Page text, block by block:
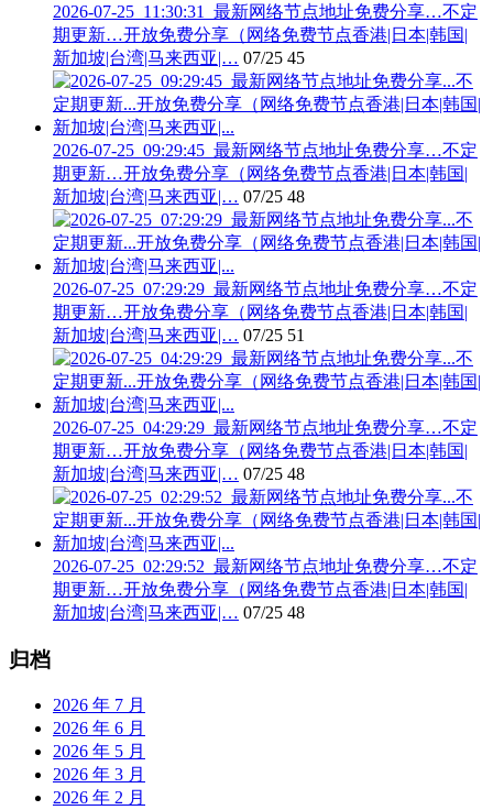
2026-07-25_11:30:31_最新网络节点地址免费分享…不定
期更新…开放免费分享（网络免费节点香港|日本|韩国|
新加坡|台湾|马来西亚|… 07/25 45
2026-07-25_09:29:45_最新网络节点地址免费分享…不定
期更新…开放免费分享（网络免费节点香港|日本|韩国|
新加坡|台湾|马来西亚|… 07/25 48
2026-07-25_07:29:29_最新网络节点地址免费分享…不定
期更新…开放免费分享（网络免费节点香港|日本|韩国|
新加坡|台湾|马来西亚|… 07/25 51
2026-07-25_04:29:29_最新网络节点地址免费分享…不定
期更新…开放免费分享（网络免费节点香港|日本|韩国|
新加坡|台湾|马来西亚|… 07/25 48
2026-07-25_02:29:52_最新网络节点地址免费分享…不定
期更新…开放免费分享（网络免费节点香港|日本|韩国|
新加坡|台湾|马来西亚|… 07/25 48
归档
2026 年 7 月
2026 年 6 月
2026 年 5 月
2026 年 3 月
2026 年 2 月